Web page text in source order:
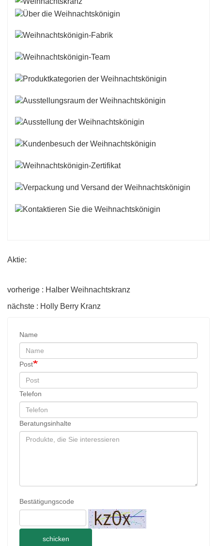
Aktie:
vorherige : Halber Weihnachtskranz
nächste : Holly Berry Kranz
Name
Post
Telefon
Beratungsinhalte
Bestätigungscode
schicken